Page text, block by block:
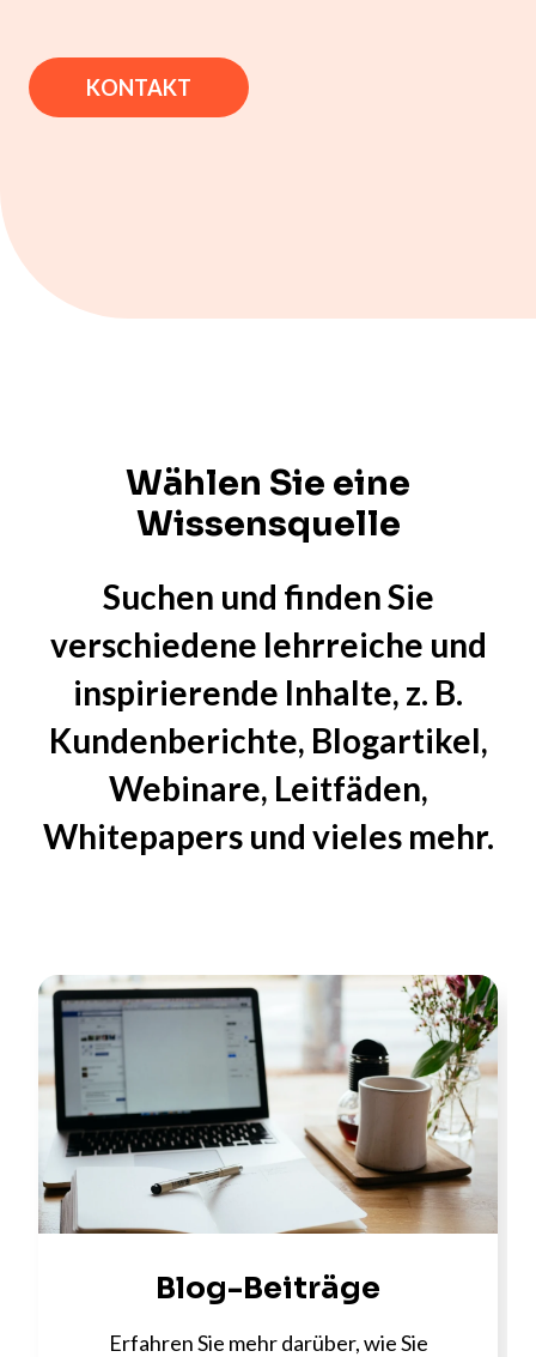
KONTAKT
Wählen Sie eine
Wissensquelle
Suchen und finden Sie
verschiedene lehrreiche und
inspirierende Inhalte, z. B.
Kundenberichte, Blogartikel,
Webinare, Leitfäden,
Whitepapers und vieles mehr.
Blog-Beiträge
Erfahren Sie mehr darüber, wie Sie